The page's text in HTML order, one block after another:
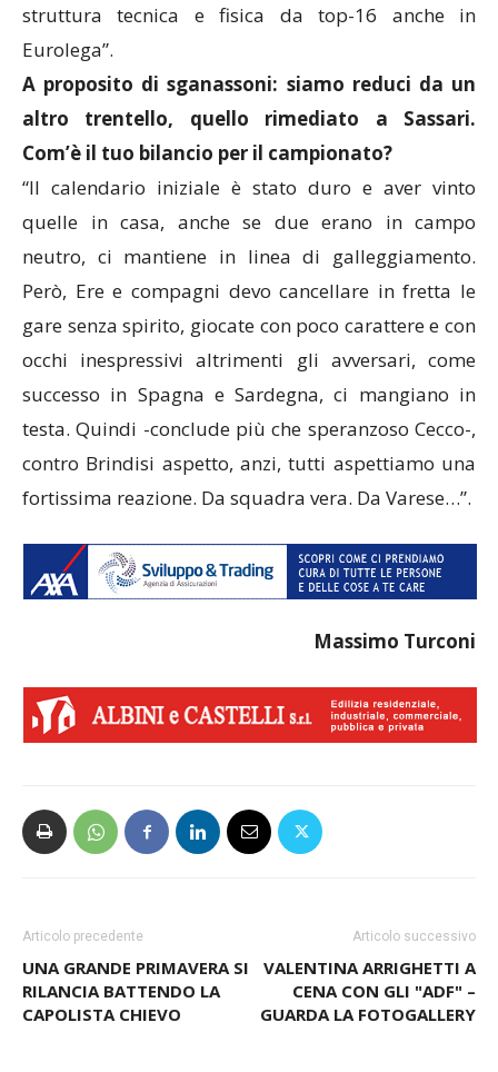
struttura tecnica e fisica da top-16 anche in
Eurolega”.
A proposito di sganassoni: siamo reduci da un
altro trentello, quello rimediato a Sassari.
Com’è il tuo bilancio per il campionato?
“Il calendario iniziale è stato duro e aver vinto
quelle in casa, anche se due erano in campo
neutro, ci mantiene in linea di galleggiamento.
Però, Ere e compagni devo cancellare in fretta le
gare senza spirito, giocate con poco carattere e con
occhi inespressivi altrimenti gli avversari, come
successo in Spagna e Sardegna, ci mangiano in
testa. Quindi -conclude più che speranzoso Cecco-,
contro Brindisi aspetto, anzi, tutti aspettiamo una
fortissima reazione. Da squadra vera. Da Varese…”.
Massimo Turconi
Articolo precedente
UNA GRANDE PRIMAVERA SI
RILANCIA BATTENDO LA
CAPOLISTA CHIEVO
Articolo successivo
VALENTINA ARRIGHETTI A
CENA CON GLI "ADF" –
GUARDA LA FOTOGALLERY